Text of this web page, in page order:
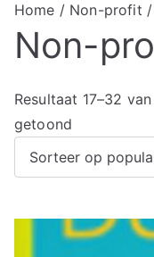
Home / Non-profit
Non-
Resultaat 17–32
getoond
s
r
t